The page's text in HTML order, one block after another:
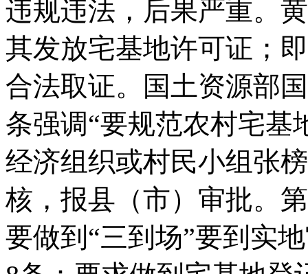
违规违法，后果严重。
其发放宅基地许可证；
合法取证。国土资源部
条强调“要规范农村宅基
经济组织或村民小组张
核，报县（市）审批。第
要做到“三到场”要到实